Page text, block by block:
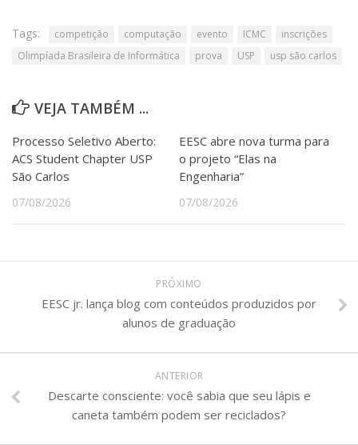
Tags: competição computação evento ICMC
inscrições
Olimpíada Brasileira de Informática
prova USP usp são carlos
VEJA TAMBÉM ...
Processo Seletivo Aberto:
ACS Student Chapter USP
São Carlos
07/08/2026
EESC abre nova turma para
o projeto “Elas na
Engenharia”
07/08/2026
PRÓXIMO
EESC jr. lança blog com conteúdos produzidos por
alunos de graduação
ANTERIOR
Descarte consciente: você sabia que seu lápis e
caneta também podem ser reciclados?